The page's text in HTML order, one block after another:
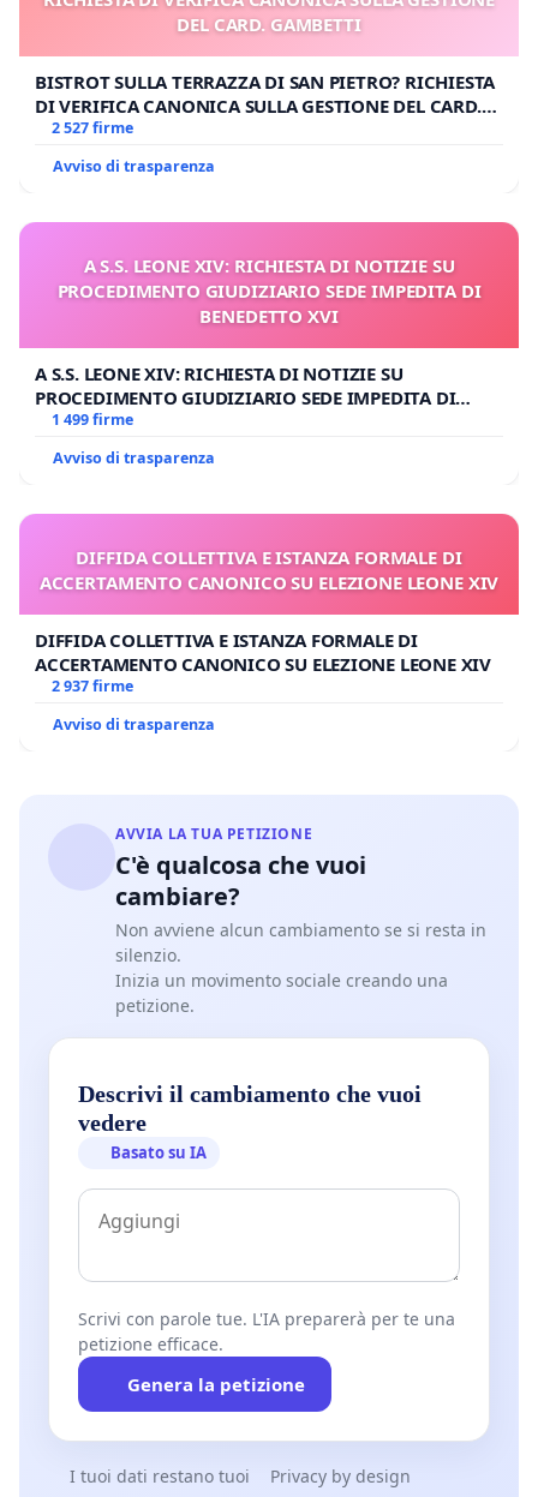
DEL CARD. GAMBETTI
BISTROT SULLA TERRAZZA DI SAN PIETRO? RICHIESTA
DI VERIFICA CANONICA SULLA GESTIONE DEL CARD.
GAMBETTI
2 527 firme
Avviso di trasparenza
A S.S. LEONE XIV: RICHIESTA DI NOTIZIE SU
PROCEDIMENTO GIUDIZIARIO SEDE IMPEDITA DI
BENEDETTO XVI
A S.S. LEONE XIV: RICHIESTA DI NOTIZIE SU
PROCEDIMENTO GIUDIZIARIO SEDE IMPEDITA DI
BENEDETTO XVI
1 499 firme
Avviso di trasparenza
DIFFIDA COLLETTIVA E ISTANZA FORMALE DI
ACCERTAMENTO CANONICO SU ELEZIONE LEONE XIV
DIFFIDA COLLETTIVA E ISTANZA FORMALE DI
ACCERTAMENTO CANONICO SU ELEZIONE LEONE XIV
2 937 firme
Avviso di trasparenza
AVVIA LA TUA PETIZIONE
C'è qualcosa che vuoi
cambiare?
Non avviene alcun cambiamento se si resta in
silenzio.
Inizia un movimento sociale creando una
petizione.
Descrivi il cambiamento che vuoi
vedere
Basato su IA
Scrivi con parole tue. L'IA preparerà per te una
petizione efficace.
Genera la petizione
I tuoi dati restano tuoi Privacy by design